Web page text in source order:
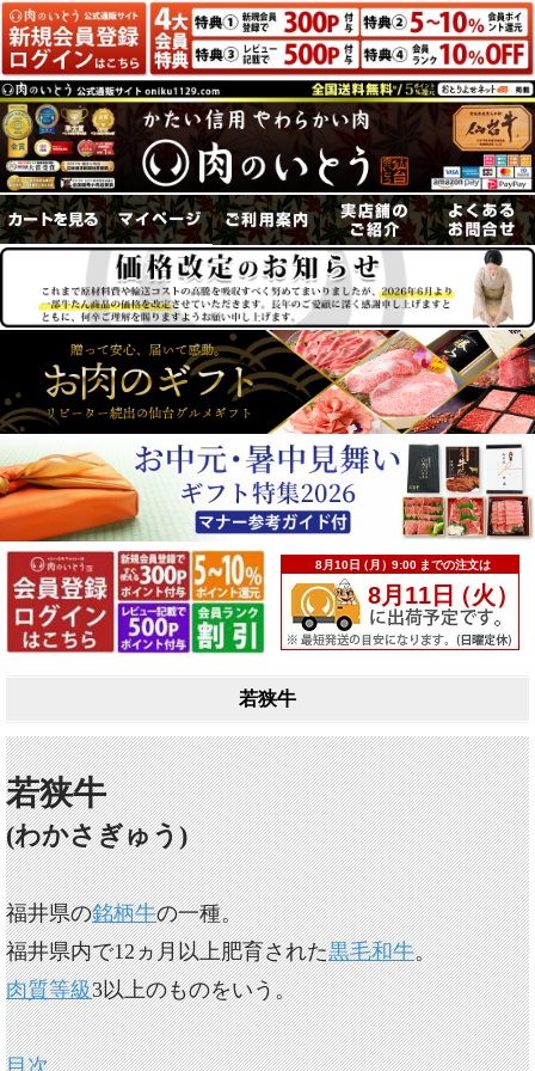
若狭牛
若狭牛
(わかさぎゅう)
福井県の銘柄牛の一種。
福井県内で12ヵ月以上肥育された黒毛和牛。
肉質等級3以上のものをいう。
目次